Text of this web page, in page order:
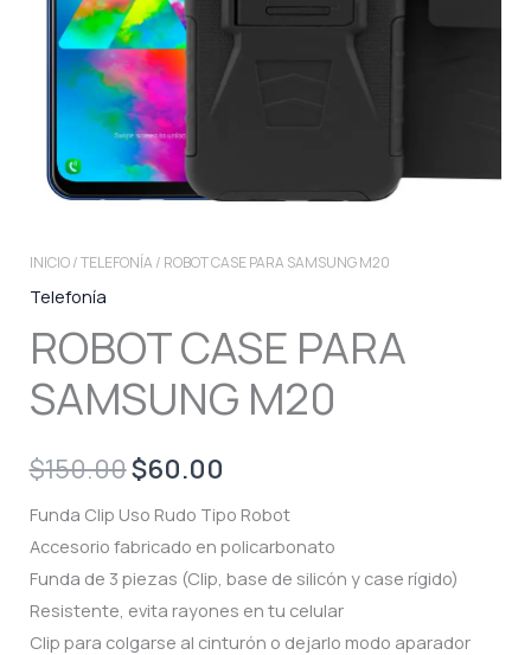
INICIO/TELEFONÍA / ROBOT CASE PARA SAMSUNG M20
Telefonía
ROBOT CASE PARA
SAMSUNG M20
$150.00Original
price
was:
$150.00.
$60.00
price
is:
$60.00.
Funda Clip Uso Rudo Tipo Robot
Accesorio fabricado en policarbonato
Funda de 3 piezas (Clip, base de silicón y case rígido)
Resistente, evita rayones en tu celular
Clip para colgarse al cinturón o dejarlo modo aparador